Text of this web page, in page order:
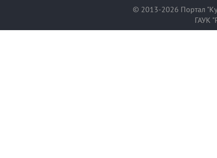
© 2013-2026 Портал
ГАУК